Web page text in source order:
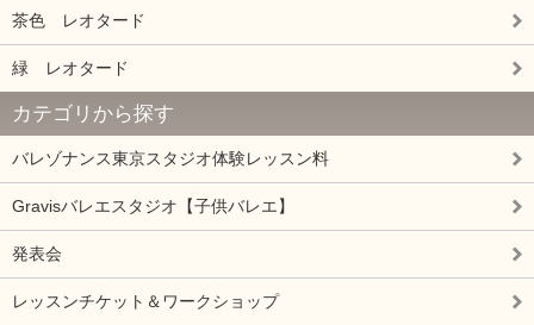
茶色 レオタード
緑 レオタード
カテゴリから探す
バレゾナンス東京スタジオ体験レッスン料
Gravisバレエスタジオ【子供バレエ】
発表会
レッスンチケット＆ワークショップ